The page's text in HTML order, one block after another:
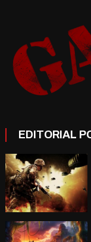
EDITORIAL